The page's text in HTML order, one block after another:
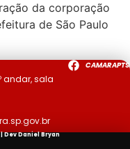
da corporação
de São Paulo
andar, sala
DevDaniel Bryan